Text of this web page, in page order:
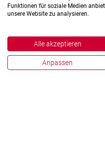
Funktionen für soziale Medien
unsere Website zu analysieren.
Alle akzeptieren
Anpassen